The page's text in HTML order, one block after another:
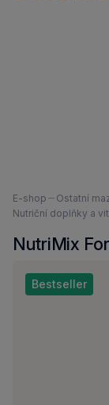
Nacházíte
se
E-shop Ostatní
Nutriční doplňky a
NutriMix
Bestseller